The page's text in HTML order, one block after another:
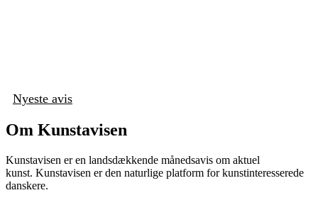
Nyeste avis
Om Kunstavisen
Kunstavisen er en landsdækkende månedsavis om aktuel
kunst. Kunstavisen er den naturlige platform for kunstinteresserede
danskere.